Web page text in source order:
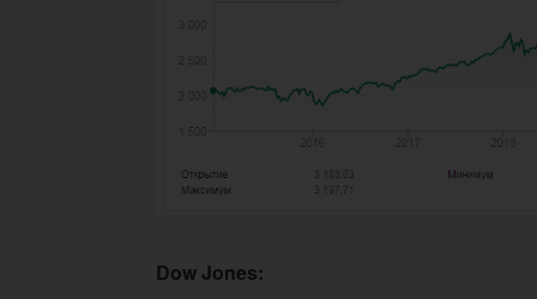
Dow Jones: